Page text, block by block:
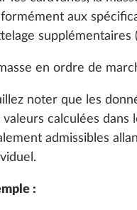
configuration choisie.
aux
en ordre de
noter que les
valeurs calculées dans
admissibles
: